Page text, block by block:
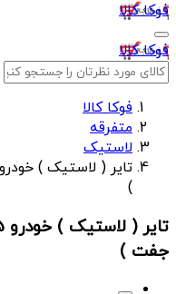
فوکا کالا
فوکا کالا
فوکا کالا
متفرقه
لاستیک
)
جفت )